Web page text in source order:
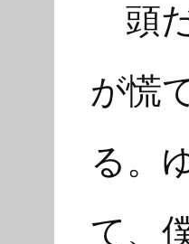
頭
が慌
る。
て、